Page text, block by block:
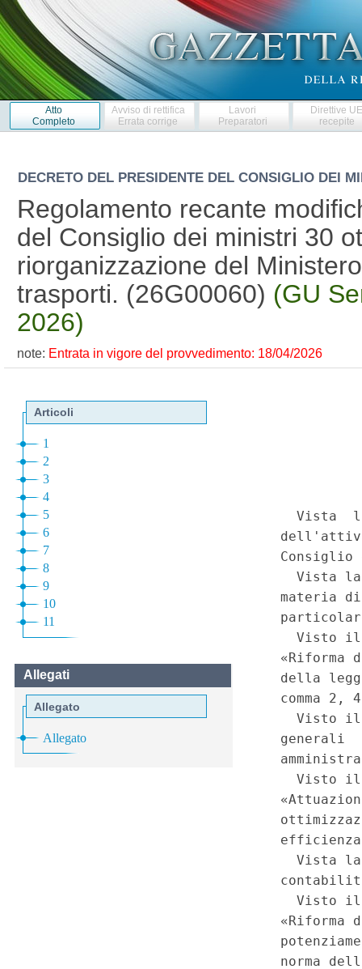
Atto
Completo
Avviso di rettifica
Errata corrige
Lavori
Preparatori
Direttive
recepite
DECRETO DEL PRESIDENTE DEL CONSIGLIO DEI
Regolamento recante
del Consiglio dei ministri 30
riorganizzazione del
trasporti. (26G00060) (GU
2026)
note: Entrata in vigore del provvedimento: 18/04/2026